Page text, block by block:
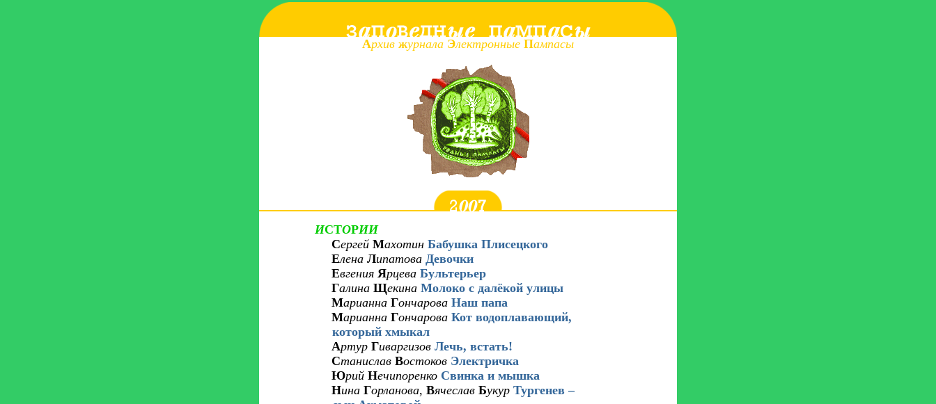
Архив журнала Электронные Пампасы
ИСТОРИИ
Сергей Махотин Бабушка Плисецкого
Елена Липатова Девочки
Евгения Ярцева Бультерьер
Галина Щекина Молоко с далёкой улицы
Марианна Гончарова Наш папа
Марианна Гончарова Кот водоплавающий,
который хмыкал
Артур Гиваргизов Лечь, встать!
Станислав Востоков Электричка
Юрий Нечипоренко Свинка и мышка
Нина Горланова, Вячеслав Букур Тургенев –